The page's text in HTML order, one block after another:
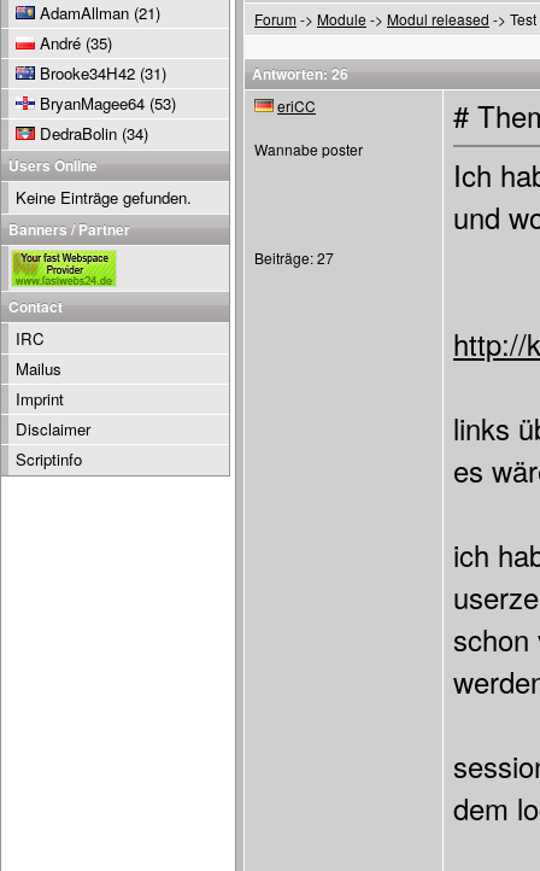
Forum-> Module -> Modul released ->
Antworten: 26
eriCC
Wannabe poster
Beiträge: 27
#
Ich
und
http://
links
es
ich
schon
dem
AdamAllman (21)
André (35)
Brooke34H42 (31)
BryanMagee64 (53)
DedraBolin (34)
Users Online
Keine Einträge gefunden.
Banners / Partner
Contact
IRC
Mailus
Imprint
Disclaimer
Scriptinfo